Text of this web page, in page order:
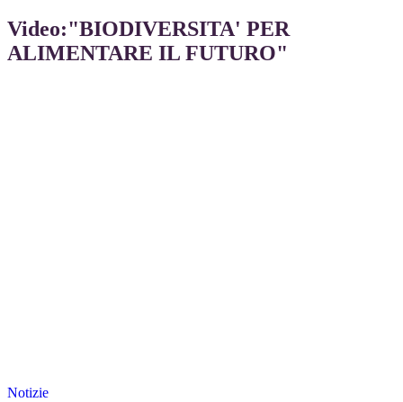
Video:"BIODIVERSITA' PER
ALIMENTARE IL FUTURO"
Notizie